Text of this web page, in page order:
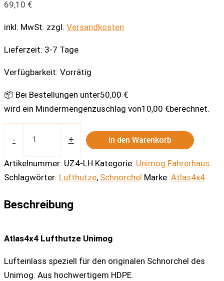
69,10 €
inkl. MwSt. zzgl. Versandkosten
Lieferzeit: 3-7 Tage
Verfügbarkeit: Vorrätig
📦 Bei Bestellungen unter50,00 €
wird ein Mindermengenzuschlag von10,00 €berechnet.
-
Lufthutze
Menge
+ In den Warenkorb
Artikelnummer: UZ4-LH Kategorie: Unimog Fahrerhaus
Schlagwörter: Lufthutze, Schnorchel Marke: Atlas4x4
Beschreibung
Atlas4x4 Lufthutze Unimog
Lufteinlass speziell für den originalen Schnorchel des
Unimog. Aus hochwertigem HDPE.